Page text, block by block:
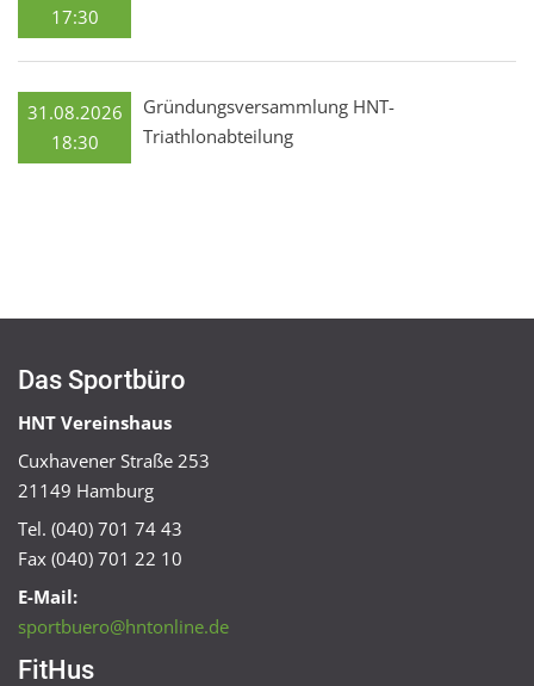
17:30
31.08.2026
18:30
Gründungsversammlung HNT-
Triathlonabteilung
Das Sportbüro
HNT Vereinshaus
Cuxhavener Straße 253
21149 Hamburg
Tel. (040) 701 74 43
Fax (040) 701 22 10
E-Mail:
sportbuero@hntonline.de
FitHus